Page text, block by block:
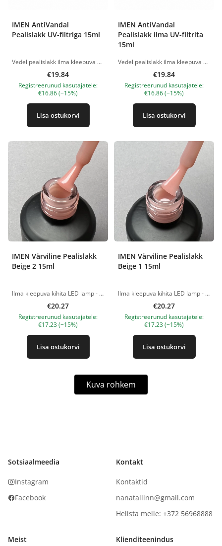
IMEN AntiVandal
Pealislakk UV-filtriga 15ml
Vedel pealislakk ilma kleepuva kihita, vastupidav väikestele kriimustustele. Sisaldab UV-filtreid, sobib heledatele toonidele. Ei lähe kollaseks kuni 3 nädalat kandes. Rakendus: Kandke värvilise geellaki peale.Täieliku polümerisatsiooni aeg on 2 minutit LED/UV 48 W lambis. Tootepildid on illustratiivsed. Küsimuste korral ootame alati Sinu meili nanatallinn@gmail.com
€19.84
Registreerunud kasutajatele:
€16.86 (−15%)
Lisa ostukorvi
IMEN AntiVandal
Pealislakk ilma UV-filtrita
15ml
Vedel pealislakk ilma kleepuva kihita, vastupidav väikestele kriimustustele. Ei sisalda UV-filtreid, sobib tumedate toonide ja neooni katmiseks. Ei lähe kollaseks kuni 3 nädalat kandes. Rakendus: Kandke värvilise geellaki peale. Täieliku polümerisatsiooni aeg on 2 minutit. LED/UV 48 W lambis. Tootepildid on illustratiivsed. Küsimuste korral ootame alati Sinu meili nanatallinn@gmail.com
€19.84
Registreerunud kasutajatele:
€16.86 (−15%)
Lisa ostukorvi
IMEN Värviline Pealislakk
Beige 2 15ml
Ilma kleepuva kihita LED lamp - 60 sek. Tootepildid on illustratiivsed. Küsimuste korral ootame alati Sinu meili nanatallinn@gmail.com
€20.27
Registreerunud kasutajatele:
€17.23 (−15%)
Lisa ostukorvi
IMEN Värviline Pealislakk
Beige 1 15ml
Ilma kleepuva kihita LED lamp - 60 sek. Tootepildid on illustratiivsed. Küsimuste korral ootame alati Sinu meili nanatallinn@gmail.com
€20.27
Registreerunud kasutajatele:
€17.23 (−15%)
Lisa ostukorvi
Kuva rohkem
Sotsiaalmeedia
Instagram
Facebook
Kontakt
Kontaktid
nanatallinn@gmail.com
Helista meile: +372 56968888
Meist Klienditeenindus